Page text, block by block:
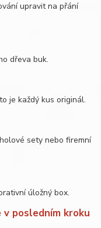
upravit na přání
dřeva buk.
je každý kus originál.
sety nebo firemní
úložný box.
v posledním kroku